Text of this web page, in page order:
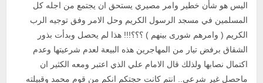
اليس هو شأن خطير وامر مصيري يستحق ان يجتمع من اجله كل
المسلمين في مسجد الرسول الكريم وحل الامر وفق توجيه الرب
الكريم ( وامرهم شورى بينهم ) ؟؟؟!!! هذا لم يحصل وبدأت بذور
الشقاق برفض تيار من المهاجرين هذه البيعة لعدم شرعيتها وعدم
اكتمال نصابها ولذلك قال الامام علي الذي اعتبر ومعه الكثير ان
ماحصل غير شرعي.. انتم كانت حجتكم انكم من قوم محمد وقبيلته